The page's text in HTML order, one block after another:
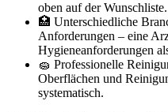
oben auf der Wunschliste.
🏥 Unterschiedliche
Anforderungen – eine
Hygieneanforderungen
🧽 Professionelle
Oberflächen und
systematisch.